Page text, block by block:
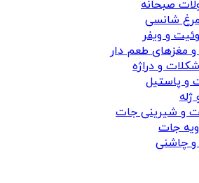
صبحانه
شانسی
و ویفر
مغزهای طعم دار
و دراژه
و پاستیل
ژله
و شیرینی جات
جات
و چاشنی